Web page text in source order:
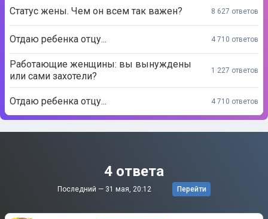
Статус жены. Чем он всем так важен? 8 627 ответов
Отдаю ребенка отцу... 4 710 ответов
Работающие женщины: вы вынуждены
или сами захотели?
1 227 ответов
Отдаю ребенка отцу... 4 710 ответов
4 ответа
Последний — 31 мая, 20:12 Перейти